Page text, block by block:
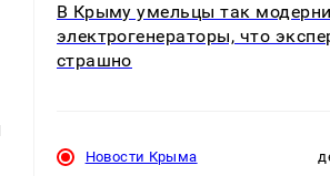
В Крыму умельцы так
электрогенераторы, что
страшно
Новости Крыма